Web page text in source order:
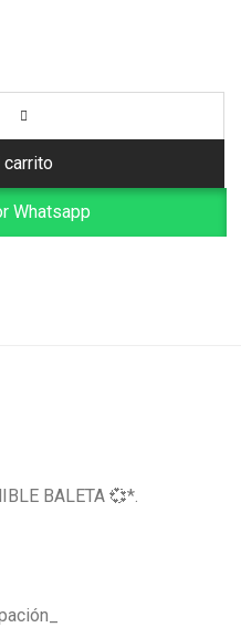
carrito
Whatsapp
BALETA 💞*.